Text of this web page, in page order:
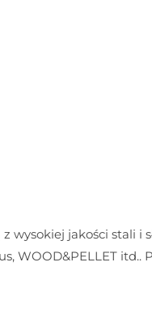
wysokiej jakości stali
WOOD&PELLET itd..